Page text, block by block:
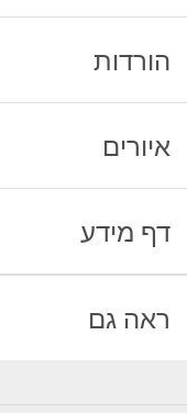
הורדות
איורים
דף מידע
ראה גם